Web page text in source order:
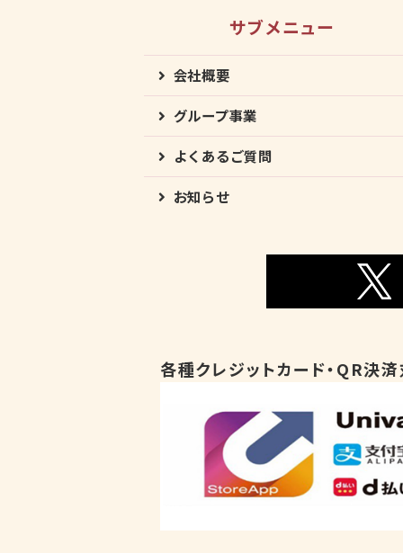
サブメニュー
会社概要
グループ事業
よくあるご質問
お知らせ
各種クレジットカード・QR決